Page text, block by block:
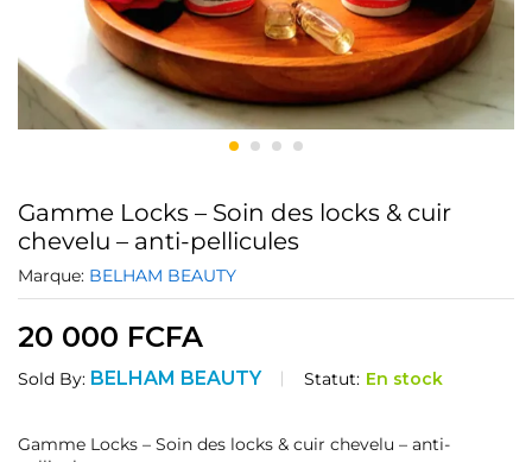
Gamme Locks – Soin des locks & cuir
chevelu – anti-pellicules
Marque: BELHAM BEAUTY
20 000 FCFA
Sold By: BELHAM BEAUTY Statut: En stock
Gamme Locks – Soin des locks & cuir chevelu – anti-